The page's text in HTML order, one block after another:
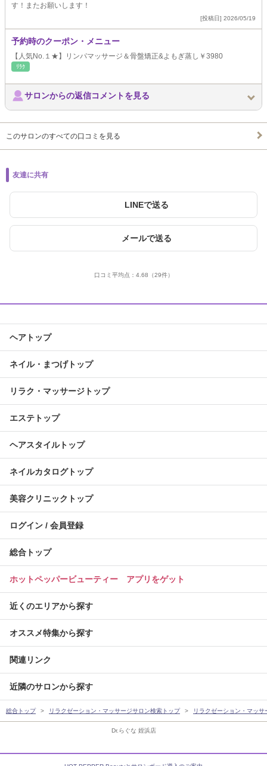
Dr.らぐな 姪浜店
す！またお願いします！
[投稿日] 2026/05/19
予約時のクーポン・メニュー
【人気No.１★】リンパマッサージ＆骨盤矯正&よもぎ蒸し￥3980
ﾘﾗｸ
サロンからの返信コメントを見る
このサロンのすべての口コミを見る
友達に共有
LINEで送る
メールで送る
口コミ平均点： 4.68 （29件）
ヘアトップ
ネイル・まつげトップ
リラク・マッサージトップ
エステトップ
ヘアスタイルトップ
ネイルカタログトップ
美容クリニックトップ
ログイン / 会員登録
総合トップ
ホットペッパービューティー アプリをゲット
近くのエリアから探す
オススメ特集から探す
関連リンク
近隣のサロンから探す
総合トップ リラクゼーション・マッサージサロン検索トップ リラクゼーション・マッ